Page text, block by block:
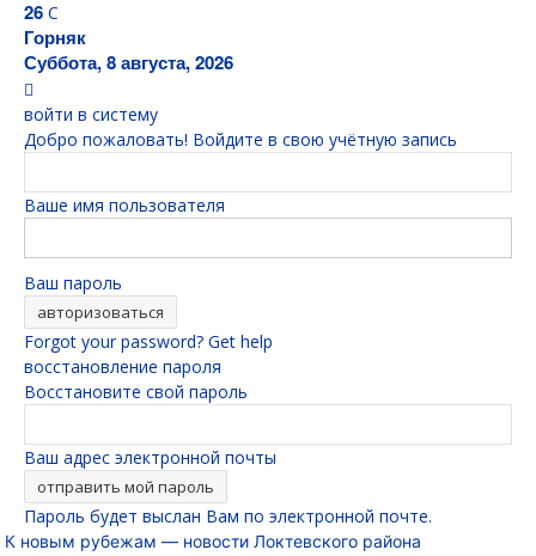
26 C
Горняк
Суббота, 8 августа, 2026
войти в систему
Добро пожаловать! Войдите в свою учётную запись
Ваше имя пользователя
Ваш пароль
Forgot your password? Get help
восстановление пароля
Восстановите свой пароль
Ваш адрес электронной почты
Пароль будет выслан Вам по электронной почте.
К новым рубежам — новости Локтевского района